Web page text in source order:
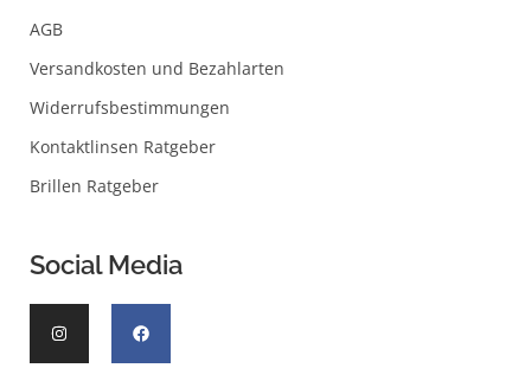
AGB
Versandkosten und Bezahlarten
Widerrufsbestimmungen
Kontaktlinsen Ratgeber
Brillen Ratgeber
Social Media